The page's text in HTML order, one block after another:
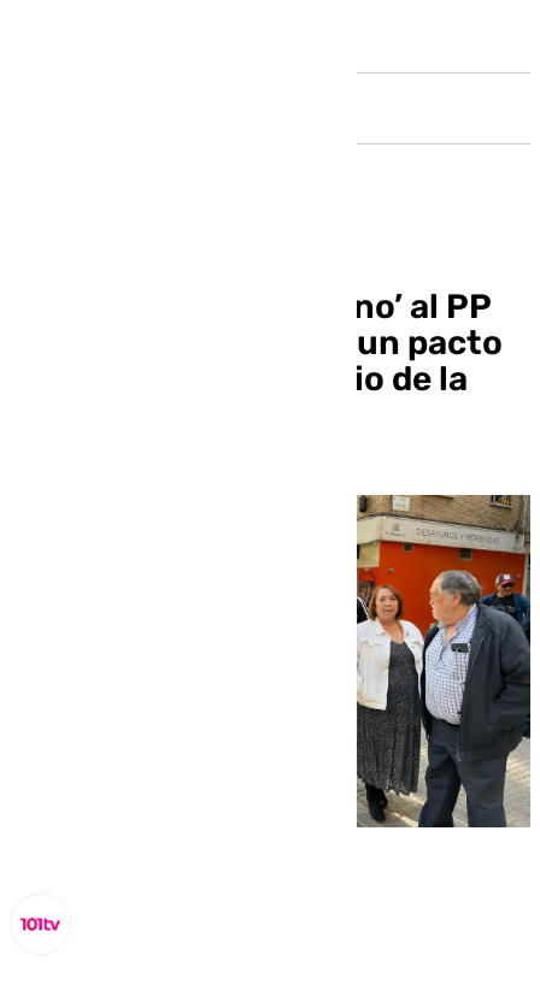
El PSOE ‘tiende la mano’ al PP
en Málaga y le ofrece un pacto
para «mejorar el precio de la